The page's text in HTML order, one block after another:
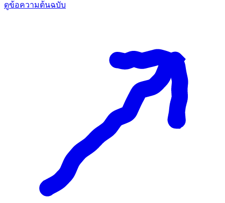
ดูข้อความต้นฉบับ